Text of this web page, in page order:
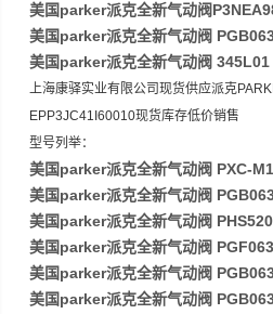
美国parker派克全新气动阀
美国parker派克全新气动阀
美国parker派克全新气动阀
上海康驿实业有限公司现货供应派克
EPP3JC41I60010现货库存低价销售
型号列举：
美国parker派克全新气动阀 PXC-
美国parker派克全新气动阀
美国parker派克全新气动阀
美国parker派克全新气动阀
美国parker派克全新气动阀
美国parker派克全新气动阀